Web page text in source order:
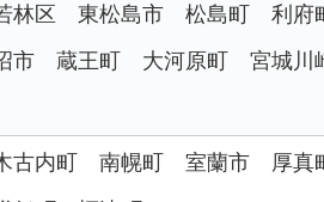
林区
東松島市 松島町 利府
市
蔵王町 大河原町 宮城川
古内町 南幌町 室蘭市 厚真町